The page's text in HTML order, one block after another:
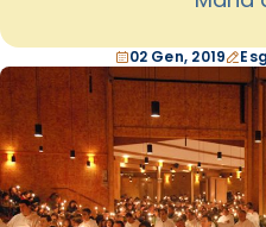
02 Gen, 2019